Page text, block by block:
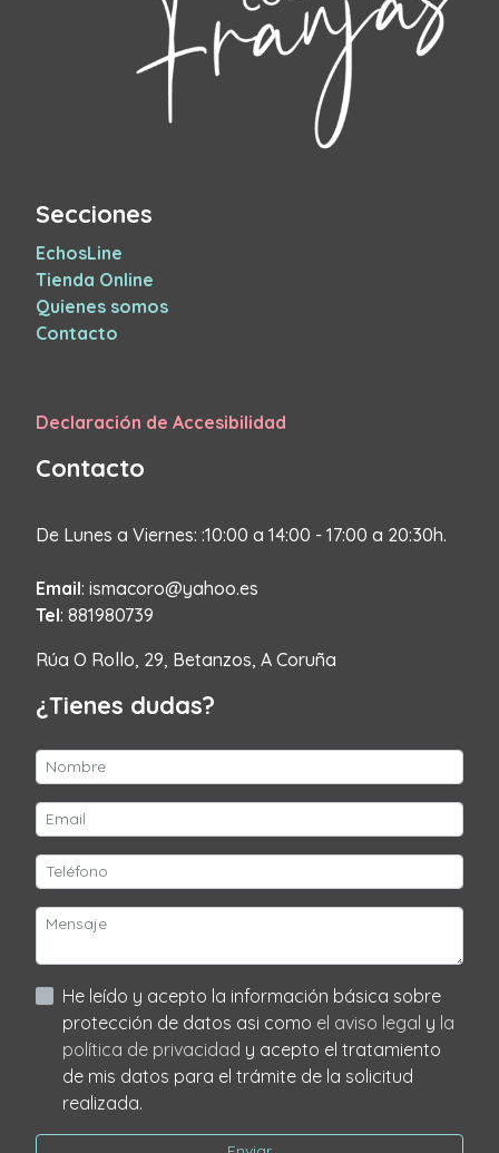
Secciones
EchosLine
Tienda Online
Quienes somos
Contacto
Declaración de Accesibilidad
Contacto
De Lunes a Viernes: :10:00 a 14:00 - 17:00 a 20:30h.
Email: ismacoro@yahoo.es
Tel: 881980739
Rúa O Rollo, 29, Betanzos, A Coruña
¿Tienes dudas?
He leído y acepto la información básica sobre
protección de datos asi como el aviso legal y la
política de privacidad y acepto el tratamiento
de mis datos para el trámite de la solicitud
realizada.